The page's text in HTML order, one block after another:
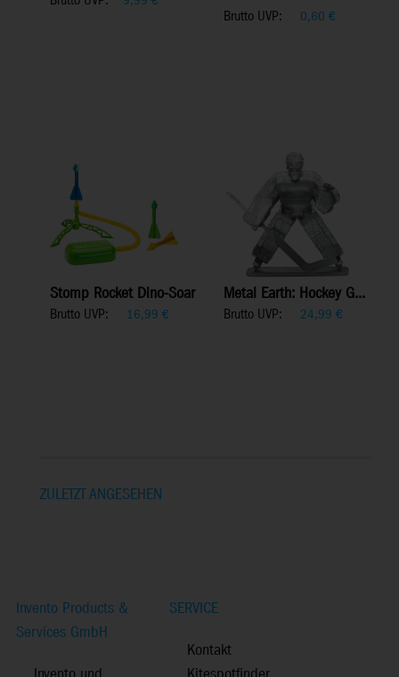
Brutto UVP: 0,60 €
Stomp Rocket Dino-Soar
Brutto UVP: 16,99 €
Metal Earth: Hockey G...
Brutto UVP: 24,99 €
ZULETZT ANGESEHEN
Invento Products &
Services GmbH
SERVICE
Kontakt